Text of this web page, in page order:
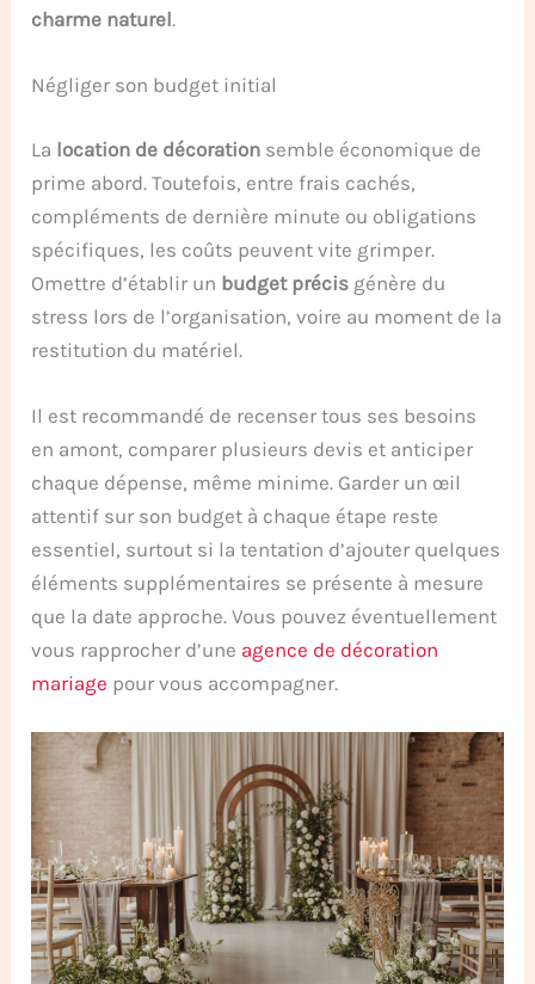
charme naturel.
Négliger son budget initial
La location de décoration semble économique de
prime abord. Toutefois, entre frais cachés,
compléments de dernière minute ou obligations
spécifiques, les coûts peuvent vite grimper.
Omettre d’établir un budget précis génère du
stress lors de l’organisation, voire au moment de la
restitution du matériel.
Il est recommandé de recenser tous ses besoins
en amont, comparer plusieurs devis et anticiper
chaque dépense, même minime. Garder un œil
attentif sur son budget à chaque étape reste
essentiel, surtout si la tentation d’ajouter quelques
éléments supplémentaires se présente à mesure
que la date approche. Vous pouvez éventuellement
vous rapprocher d’une agence de décoration
mariage pour vous accompagner.